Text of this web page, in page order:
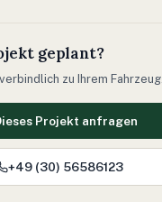
geplant?
zu Ihrem Fahrzeug.
Projekt anfragen
+49 (30) 56586123